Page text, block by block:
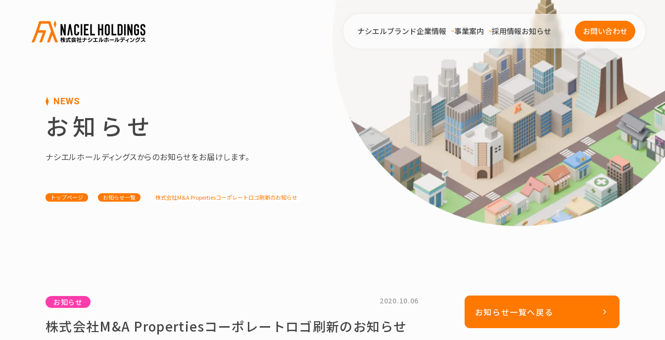
ナシエルブランド企業情報 事業案内 採用情報お知らせ お問い合わせ
NEWS
お知らせ
ナシエルホールディングスからのお知らせをお届けします。
トップページ お知らせ一覧 株式会社M&A Propertiesコーポレートロゴ刷新のお知らせ
お知らせ 2020.10.06
株式会社M&A Propertiesコーポレートロゴ刷新のお知らせ
お知らせ一覧へ戻る